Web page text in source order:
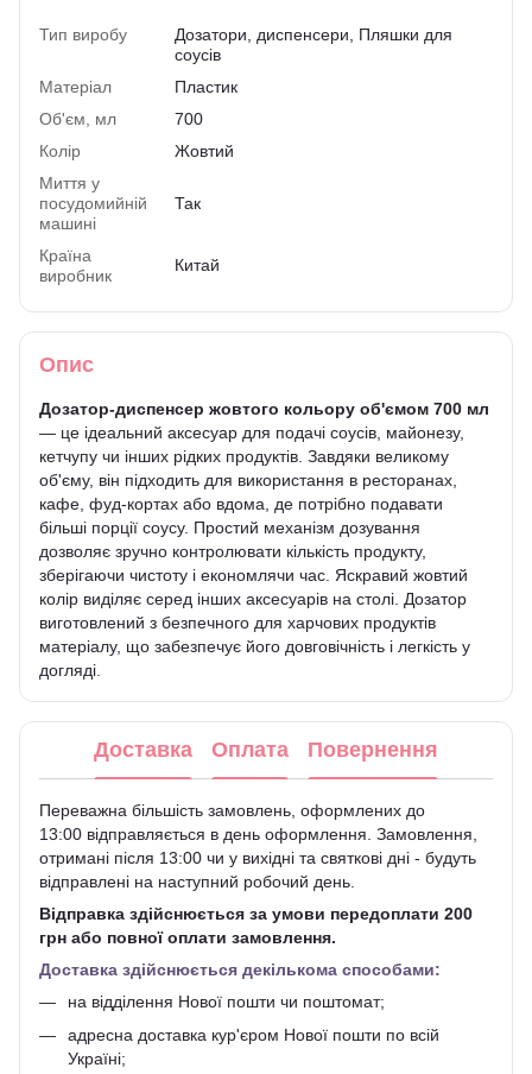
Тип виробу
Дозатори, диспенсери, Пляшки для
соусів
Матеріал
Пластик
Об'єм, мл
700
Колір
Жовтий
Миття у
посудомийній
машині
Так
Країна
виробник
Китай
Опис
Дозатор-диспенсер жовтого кольору об'ємом 700 мл
— це ідеальний аксесуар для подачі соусів, майонезу,
кетчупу чи інших рідких продуктів. Завдяки великому
об'єму, він підходить для використання в ресторанах,
кафе, фуд-кортах або вдома, де потрібно подавати
більші порції соусу. Простий механізм дозування
дозволяє зручно контролювати кількість продукту,
зберігаючи чистоту і економлячи час. Яскравий жовтий
колір виділяє серед інших аксесуарів на столі. Дозатор
виготовлений з безпечного для харчових продуктів
матеріалу, що забезпечує його довговічність і легкість у
догляді.
Доставка Оплата Повернення
Переважна більшість замовлень, оформлених до
13:00 відправляється в день оформлення. Замовлення,
отримані після 13:00 чи у вихідні та святкові дні - будуть
відправлені на наступний робочий день.
Відправка здійснюється за умови передоплати 200
грн або повної оплати замовлення.
Доставка здійснюється декількома способами:
на відділення Нової пошти чи поштомат;
адресна доставка кур'єром Нової пошти по всій
Україні;